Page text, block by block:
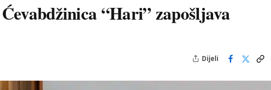
“Hari” zapošljava
Dijeli